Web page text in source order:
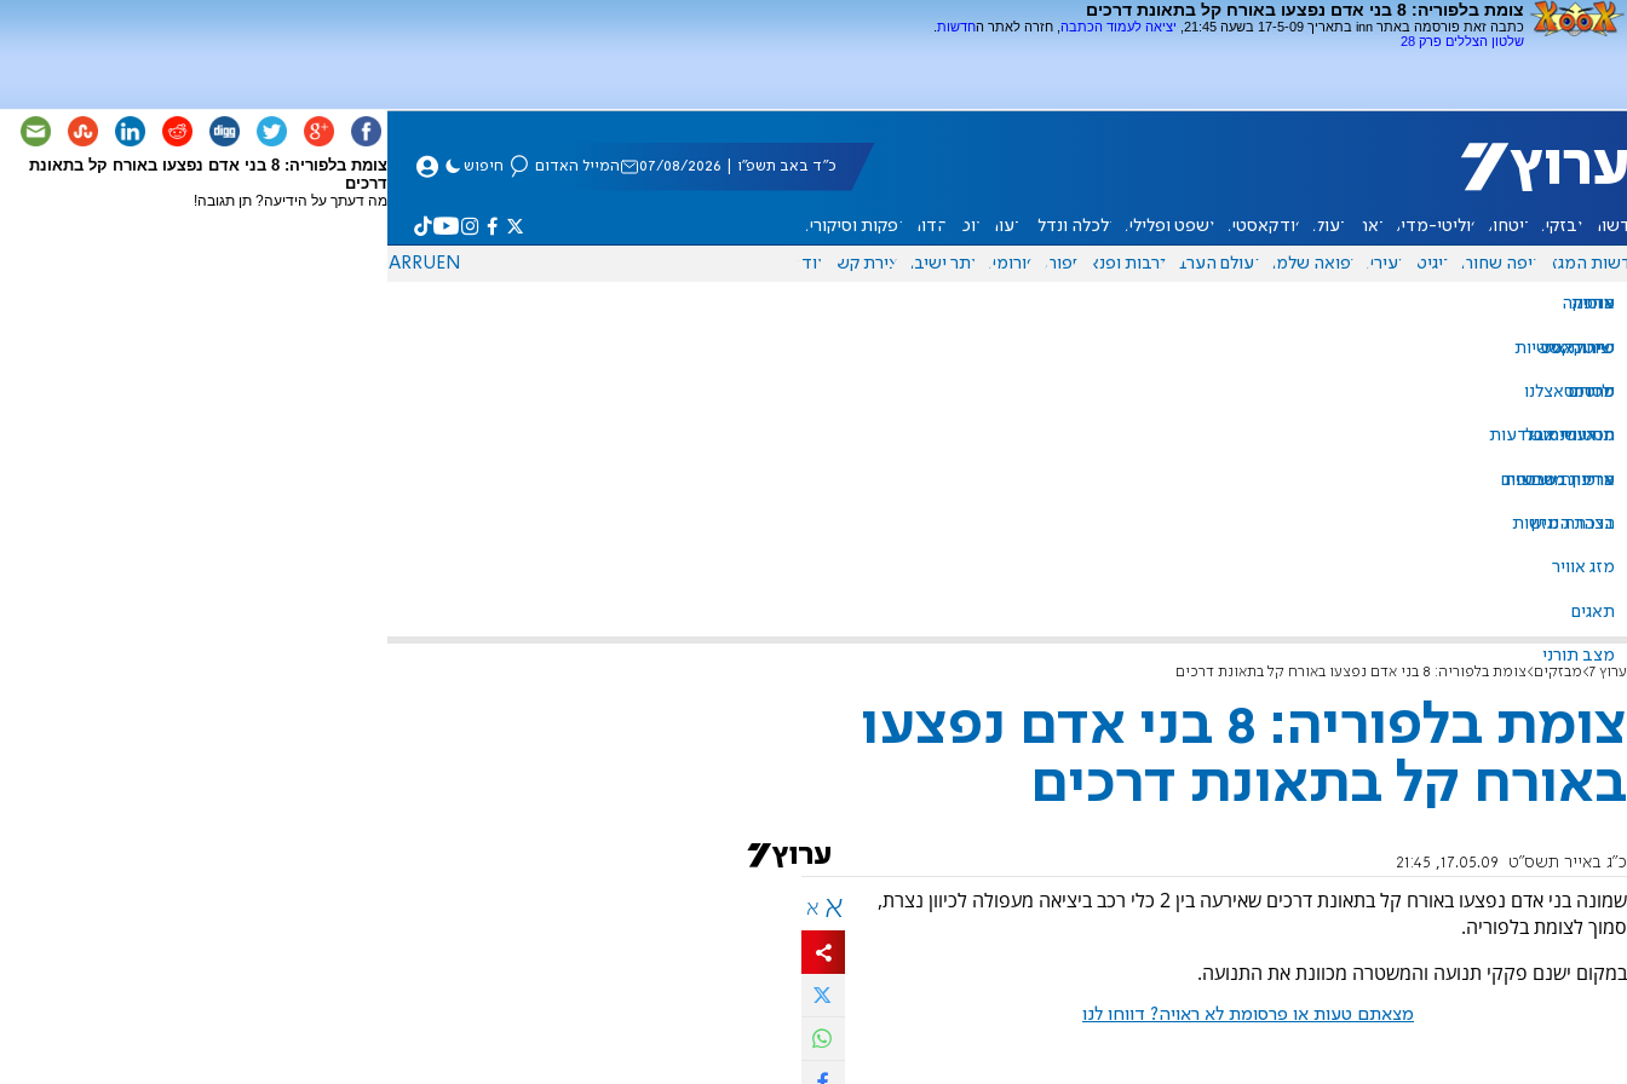
צומת בלפוריה: 8 בני אדם נפצעו באורח קל בתאונת דרכים
כתבה זאת פורסמה באתר inn בתאריך 17-5-09 בשעה 21:45, יציאה לעמוד הכתבה , חזרה לאתר החדשות
שלטון הצללים פרק 28
צומת בלפוריה: 8 בני אדם נפצעו באורח קל בתאונת
דרכים
מה דעתך על הידיעה? תן תגובה!